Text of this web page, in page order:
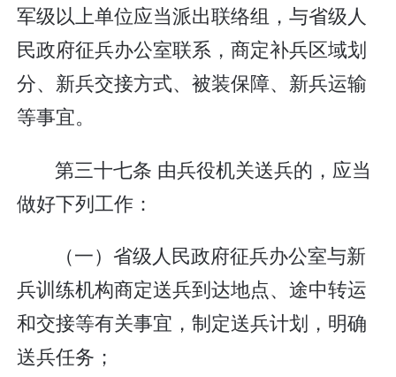
军级以上单位应当派出联络组，与省级人
民政府征兵办公室联系，商定补兵区域划
分、新兵交接方式、被装保障、新兵运输
等事宜。
第三十七条 由兵役机关送兵的，应当
做好下列工作：
（一）省级人民政府征兵办公室与新
兵训练机构商定送兵到达地点、途中转运
和交接等有关事宜，制定送兵计划，明确
送兵任务；